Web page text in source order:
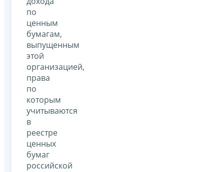
по
ценным
бумагам,
выпущенным
этой
организацией,
права
по
которым
учитываются
в
реестре
ценных
бумаг
российской